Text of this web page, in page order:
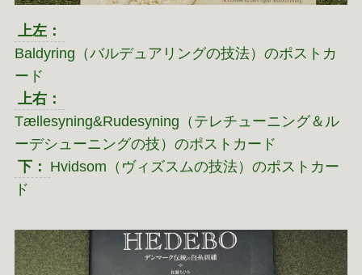
上左：
Baldyring（バルデュアリングの技法）のポストカ
ード
上右：
Tællesyning&Rudesyning（テレチューニング＆ル
ーデシューニングの技）のポストカード
下： Hvidsom（ヴィズスムの技法）のポストカー
ド